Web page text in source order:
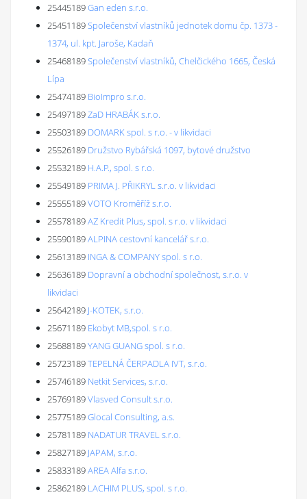
25445189Gan eden s.r.o.
25451189Společenství vlastníků jednotek domu čp. 1373 -
1374, ul. kpt. Jaroše, Kadaň
25468189Společenství vlastníků, Chelčického 1665, Česká
Lípa
25474189 BioImpro s.r.o.
25497189ZaD HRABÁK s.r.o.
25503189 DOMARK spol. s r.o. - v likvidaci
25526189 Družstvo Rybářská 1097, bytové družstvo
25532189 H.A.P., spol. s r.o.
25549189 PRIMA J. PŘIKRYL s.r.o. v likvidaci
25555189VOTO Kroměříž s.r.o.
25578189AZ Kredit Plus, spol. s r.o. v likvidaci
25590189ALPINA cestovní kancelář s.r.o.
25613189 INGA & COMPANY spol. s r.o.
25636189 Dopravní a obchodní společnost, s.r.o. v
likvidaci
25642189 J-KOTEK, s.r.o.
25671189 Ekobyt MB,spol. s r.o.
25688189YANG GUANG spol. s r.o.
25723189TEPELNÁ ČERPADLA IVT, s.r.o.
25746189 Netkit Services, s.r.o.
25769189Vlasved Consult s.r.o.
25775189Glocal Consulting, a.s.
25781189 NADATUR TRAVEL s.r.o.
25827189 JAPAM, s.r.o.
25833189AREA Alfa s.r.o.
25862189 LACHIM PLUS, spol. s r.o.